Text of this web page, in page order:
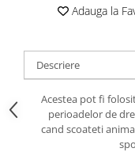
Perii si Piepteni
Produse Igiena si
Saltele cu efect de
Suplimente
Adauga la
Descriere
Acestea pot fi
perioadelor de
cand scoateti